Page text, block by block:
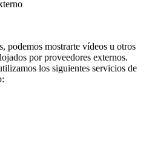
podemos mostrarte vídeos u otros
por proveedores externos.
los siguientes servicios de